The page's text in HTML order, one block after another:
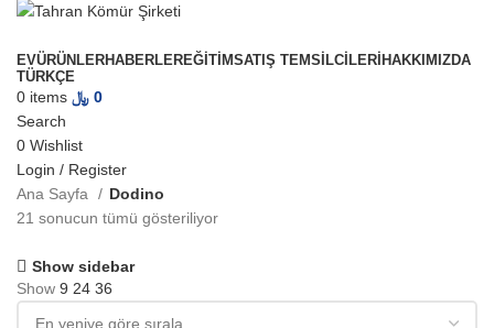
EVÜRÜNLERHABERLEREĞITIMSATIŞ TEMSILCILERI HAKKIMIZDA
TÜRKÇE
0 items 0 ﷼
Search
0 Wishlist
Login / Register
Ana Sayfa
Dodino
21 sonucun tümü gösteriliyor
Show sidebar
Show 9 24 36